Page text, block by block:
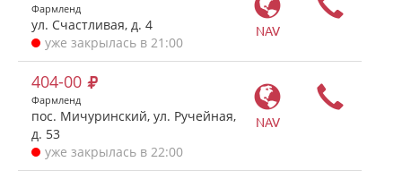
NAV
Фармленд
ул. Счастливая, д. 4
уже закрылась в 21:00
NAV
404-00
Фармленд
пос. Мичуринский, ул. Ручейная,
д. 53
уже закрылась в 22:00